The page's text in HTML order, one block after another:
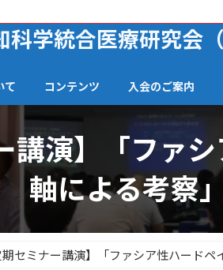
科学統合医療研究会
て コンテンツ 入会のご案内
講演】「ファ
軸による考察
セミナー講演】「ファシア性ハード